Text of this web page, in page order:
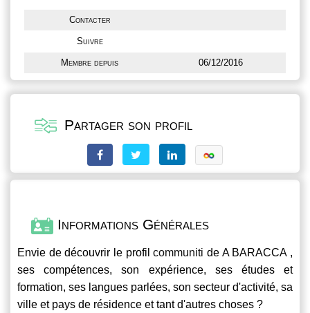
Contacter
Suivre
Membre depuis 06/12/2016
Partager son profil
Informations Générales
Envie de découvrir le profilcommuniti de A BARACCA ,
ses compétences, son expérience, ses études et
formation, ses langues parlées, son secteur d'activité, sa
ville et pays de résidence et tant d'autres choses ?